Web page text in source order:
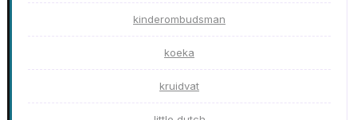
kinderombudsman
koeka
kruidvat